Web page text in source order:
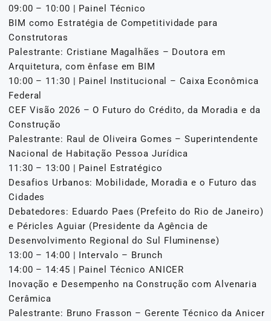
09:00 – 10:00 | Painel Técnico
BIM como Estratégia de Competitividade para
Construtoras
Palestrante: Cristiane Magalhães – Doutora em
Arquitetura, com ênfase em BIM
10:00 – 11:30 | Painel Institucional – Caixa Econômica
Federal
CEF Visão 2026 – O Futuro do Crédito, da Moradia e da
Construção
Palestrante: Raul de Oliveira Gomes – Superintendente
Nacional de Habitação Pessoa Jurídica
11:30 – 13:00 | Painel Estratégico
Desafios Urbanos: Mobilidade, Moradia e o Futuro das
Cidades
Debatedores: Eduardo Paes (Prefeito do Rio de Janeiro)
e Péricles Aguiar (Presidente da Agência de
Desenvolvimento Regional do Sul Fluminense)
13:00 – 14:00 | Intervalo – Brunch
14:00 – 14:45 | Painel Técnico ANICER
Inovação e Desempenho na Construção com Alvenaria
Cerâmica
Palestrante: Bruno Frasson – Gerente Técnico da Anicer